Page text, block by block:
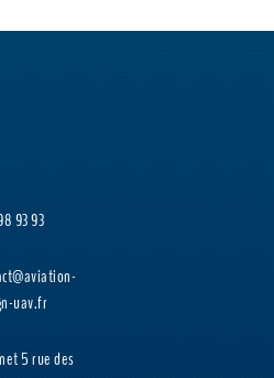
93 93
uav.fr
5 rue des